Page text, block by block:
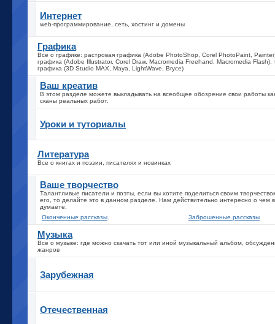
Интернет
web-программирование, сеть, хостинг и домены
Графика
Все о графике: растровая графика (Adobe PhotoShop, Corel PhotoPaint,
графика (Adobe Illustrator, Corel Draw, Macromedia Freehand, Macromedia Flash),
графика (3D Studio MAX, Maya, LightWave, Bryce)
Ваш креатив
В этом разделе можете выкладывать на всеобщее обозрение свои работы
сканы реальных работ.
Уроки и туториалы
Литература
Все о книгах и поэзии, писателях и новинках
Ваше творчество
Талантливые писатели и поэты, если вы хотите поделиться своим
его, то делайте это в данном разделе. Нам действительно интересно о чем
думаете.
Оконченные рассказы
Заброшенные рассказы
Музыка
Все о музыке: где можно скачать тот или иной музыкальный альбом,
жанров
Зарубежная
Отечественная